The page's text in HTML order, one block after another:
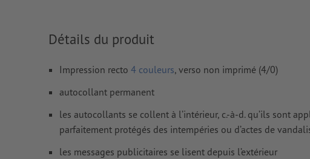
Lescommentairessont supprimés et ne seront ainsi pas
Comment créer correctement des fichiers d'impression?
Détails du produit
Impression recto 4 couleurs, verso non imprimé (4/0)
autocollant permanent
les autocollants se collent à l’intérieur, c.-à-d. qu’ils sont
parfaitement protégés des intempéries ou d’actes de
les messages publicitaires se lisent depuis l’extérieur